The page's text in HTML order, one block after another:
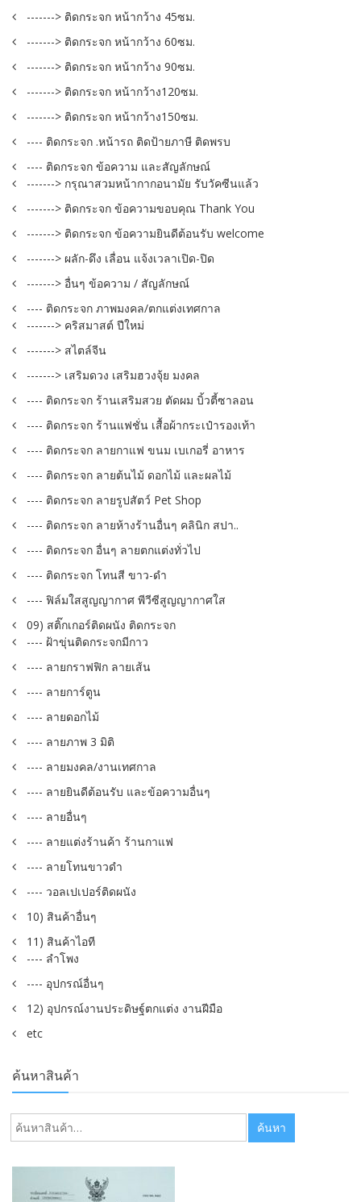
-------> ติดกระจก หน้ากว้าง 45ซม.
-------> ติดกระจก หน้ากว้าง 60ซม.
-------> ติดกระจก หน้ากว้าง 90ซม.
-------> ติดกระจก หน้ากว้าง120ซม.
-------> ติดกระจก หน้ากว้าง150ซม.
---- ติดกระจก .หน้ารถ ติดป้ายภาษี ติดพรบ
---- ติดกระจก ข้อความ และสัญลักษณ์
-------> กรุณาสวมหน้ากากอนามัย รับวัคซีนแล้ว
-------> ติดกระจก ข้อความขอบคุณ Thank You
-------> ติดกระจก ข้อความยินดีต้อนรับ welcome
-------> ผลัก-ดึง เลื่อน แจ้งเวลาเปิด-ปิด
-------> อื่นๆ ข้อความ / สัญลักษณ์
---- ติดกระจก ภาพมงคล/ตกแต่งเทศกาล
-------> คริสมาสต์ ปีใหม่
-------> สไตล์จีน
-------> เสริมดวง เสริมฮวงจุ้ย มงคล
---- ติดกระจก ร้านเสริมสวย ตัดผม บิ้วตี้ซาลอน
---- ติดกระจก ร้านแฟชั่น เสื้อผ้ากระเป๋ารองเท้า
---- ติดกระจก ลายกาแฟ ขนม เบเกอรี่ อาหาร
---- ติดกระจก ลายต้นไม้ ดอกไม้ และผลไม้
---- ติดกระจก ลายรูปสัตว์ Pet Shop
---- ติดกระจก ลายห้างร้านอื่นๆ คลินิก สปา..
---- ติดกระจก อื่นๆ ลายตกแต่งทั่วไป
---- ติดกระจก โทนสี ขาว-ดำ
---- ฟิล์มใสสูญญากาศ พีวีซีสูญญากาศใส
09) สติ๊กเกอร์ติดผนัง ติดกระจก
---- ฝ้าขุ่นติดกระจกมีกาว
---- ลายกราฟฟิก ลายเส้น
---- ลายการ์ตูน
---- ลายดอกไม้
---- ลายภาพ 3 มิติ
---- ลายมงคล/งานเทศกาล
---- ลายยินดีต้อนรับ และข้อความอื่นๆ
---- ลายอื่นๆ
---- ลายแต่งร้านค้า ร้านกาแฟ
---- ลายโทนขาวดำ
---- วอลเปเปอร์ติดผนัง
10) สินค้าอื่นๆ
11) สินค้าไอที
---- ลำโพง
---- อุปกรณ์อื่นๆ
12) อุปกรณ์งานประดิษฐ์ตกแต่ง งานฝีมือ
etc
ค้นหาสินค้า
ค้นหา: ค้นหา